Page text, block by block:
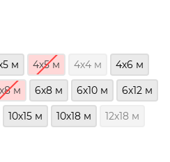
м 4х5 м 4х4 м 4х6 м
м 6х8 м 6х10 м 6х12 м
10х15 м 10х18 м 12х18 м